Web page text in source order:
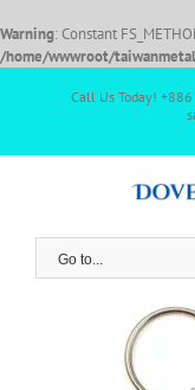
Warning: Constant
/home/wwwroot/
Call Us Today!
Go to...